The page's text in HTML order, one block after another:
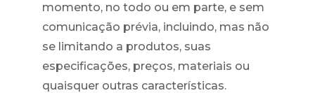
momento, no todo ou em parte, e sem
comunicação prévia, incluindo, mas não
se limitando a produtos, suas
especificações, preços, materiais ou
quaisquer outras características.